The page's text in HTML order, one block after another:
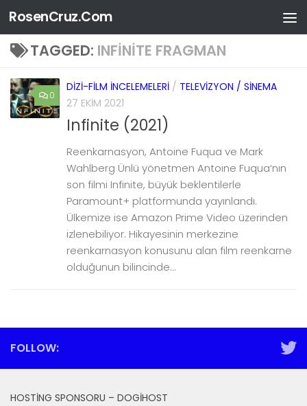
Skip to content
RosenCruz.Com
TAGGED: INFINITE FRAGMAN
0
DIZI-FILM İNCELEMELERI / TELEVIZYON / SINEMA
27 EKIM 2021
Infinite (2021)
Reenkarnasyon, Antoine Fuqua ve Mark
Wahlberg Ünlü yönetmen Antoine Fuqua‘nın
son filmi Infinite, büyük beklentilerle
Paramount+ platformunda yayınlandı.
Ülkemize ise Amazon Prime Video üzerinden
izlenebiliyor. Hikayesinin merkezine
reenkarnasyon konusunu alan film reenkarne
olduğunun bilincinde...
FOLLOW:
HOSTING SPONSORU – DOGIHOST